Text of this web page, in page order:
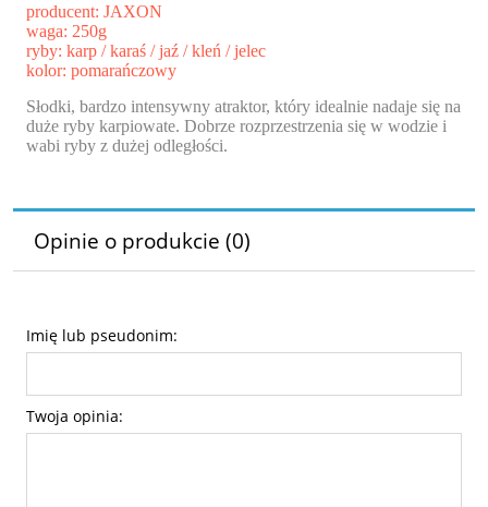
producent: JAXON
waga: 250g
ryby: karp / karaś / jaź / kleń / jelec
kolor: pomarańczowy
Słodki, bardzo intensywny atraktor, który idealnie nadaje się na
duże ryby karpiowate. Dobrze rozprzestrzenia się w wodzie i
wabi ryby z dużej odległości.
Opinie o produkcie (0)
Imię lub pseudonim:
Twoja opinia: